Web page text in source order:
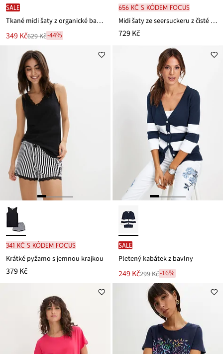
SALE
Tkané midi šaty z organické bavlny
Nová
349 Kč
Zlevněno
ceny
629 Kč
629 Kč-44%
656 Kč s kódem FOCUS
Midi šaty ze seersuckeru z čisté bavlny
729 Kč
341 Kč s kódem FOCUS
Krátké pyžamo s jemnou krajkou
379 Kč
SALE
Pletený kabátek z bavlny
Nová
cena
249 Kč
Zlevněno299 Kč-16%